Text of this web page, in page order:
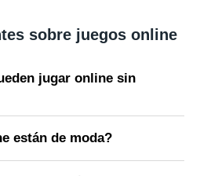
sobre juegos online
jugar online sin
están de moda?